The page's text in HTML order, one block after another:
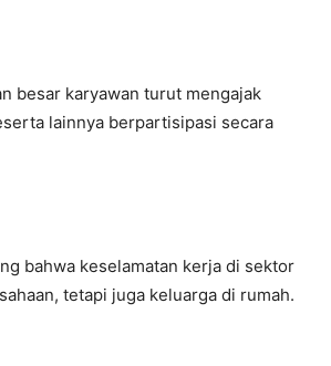
besar karyawan turut mengajak
lainnya berpartisipasi secara
bahwa keselamatan kerja di sektor
tetapi juga keluarga di rumah.